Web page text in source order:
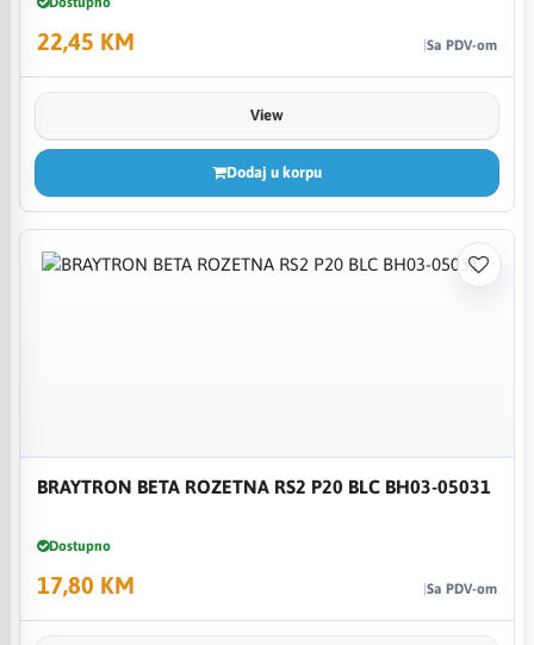
22,45 KM Sa PDV-om
View
Dodaj u korpu
BRAYTRON BETA ROZETNA RS2 P20 BLC BH03-05031
Dostupno
17,80 KM Sa PDV-om